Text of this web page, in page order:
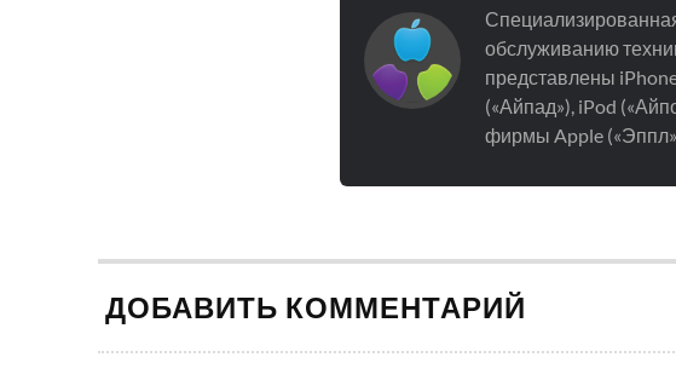
обслуживанию
представлены
(«Айпад»), iPod
фирмы Apple
ДОБАВИТЬ КОММЕНТАРИЙ